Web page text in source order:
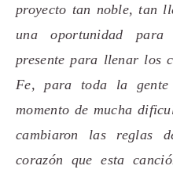
proyecto tan noble, tan
una oportunidad
presente para llenar los
Fe, para toda la gente
momento de mucha
cambiaron las reglas
corazón que esta